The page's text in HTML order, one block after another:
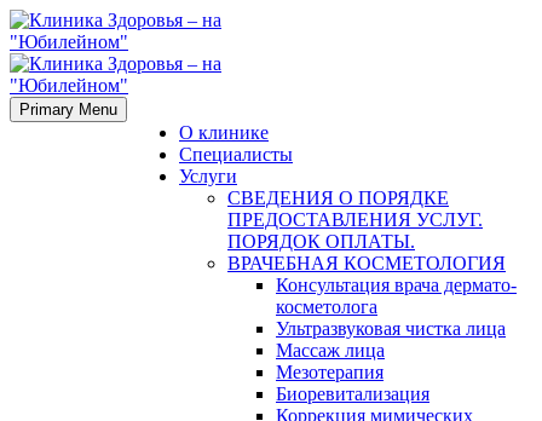
Primary Menu
О клинике
Специалисты
Услуги
СВЕДЕНИЯ О ПОРЯДКЕ
ПРЕДОСТАВЛЕНИЯ УСЛУГ.
ПОРЯДОК ОПЛАТЫ.
ВРАЧЕБНАЯ КОСМЕТОЛОГИЯ
Консультация врача дермато-
косметолога
Ультразвуковая чистка лица
Массаж лица
Мезотерапия
Биоревитализация
Коррекция мимических